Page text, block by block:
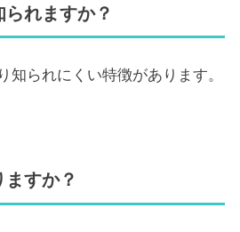
れますか？
知られにくい特徴があります。
すか？